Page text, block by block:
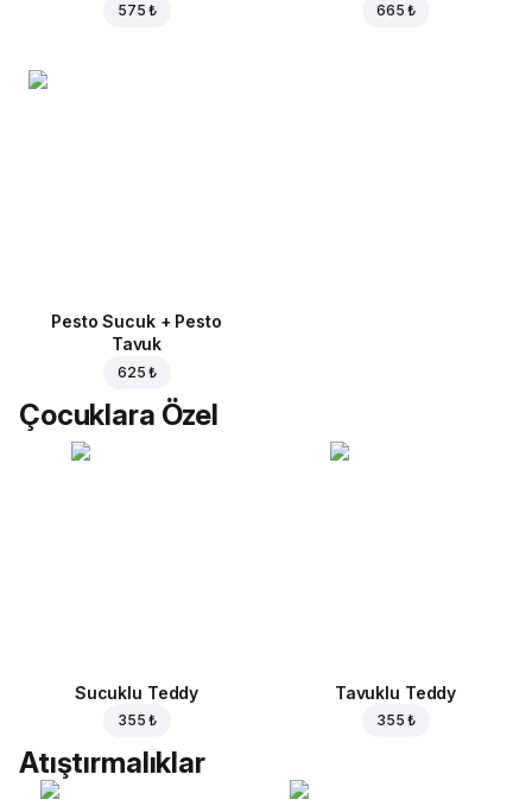
575 ₺ 665 ₺
Pesto Sucuk + Pesto
Tavuk
625 ₺
Çocuklara Özel
Sucuklu Teddy
355 ₺
Tavuklu Teddy
355 ₺
Atıştırmalıklar